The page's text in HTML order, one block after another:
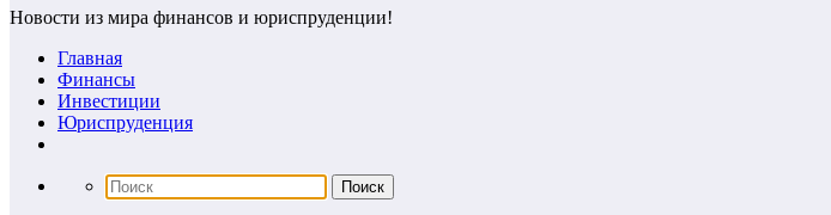
Новости из мира финансов и юриспруденции!
Главная
Финансы
Инвестиции
Юриспруденция